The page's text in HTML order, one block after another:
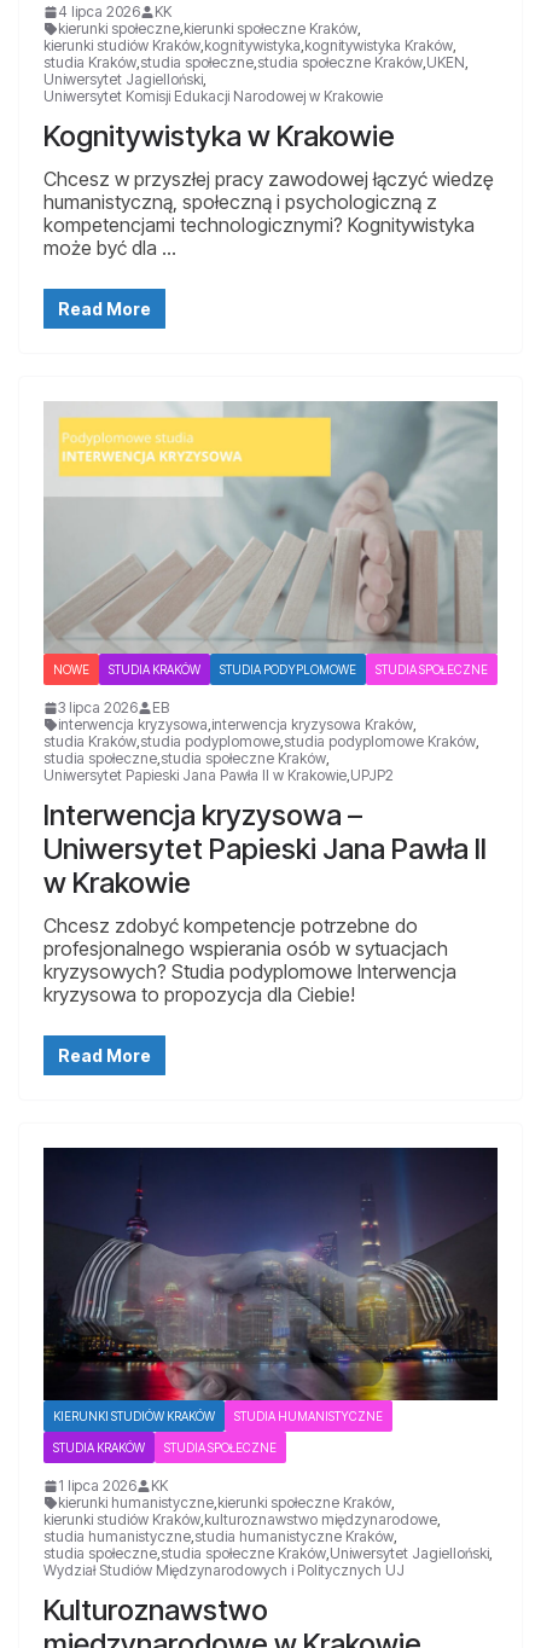
4 lipca 2026
KK
kierunki społeczne kierunki społeczne Kraków
kierunki studiów Kraków kognitywistyka kognitywistyka Kraków
studia Kraków studia społeczne studia społeczne Kraków UKEN
Uniwersytet Jagielloński
Uniwersytet Komisji Edukacji Narodowej w Krakowie
Kognitywistyka w Krakowie
Chcesz w przyszłej pracy zawodowej łączyć wiedzę
humanistyczną, społeczną i psychologiczną z
kompetencjami technologicznymi? Kognitywistyka
może być dla …
Read More
NOWE STUDIA KRAKÓW STUDIA PODYPLOMOWE STUDIA SPOŁECZNE
3 lipca 2026
EB
interwencja kryzysowa interwencja kryzysowa Kraków
studia Kraków studia podyplomowe studia podyplomowe Kraków
studia społeczne studia społeczne Kraków
Uniwersytet Papieski Jana Pawła II w Krakowie UPJP2
Interwencja kryzysowa –
Uniwersytet Papieski Jana Pawła II
w Krakowie
Chcesz zdobyć kompetencje potrzebne do
profesjonalnego wspierania osób w sytuacjach
kryzysowych? Studia podyplomowe Interwencja
kryzysowa to propozycja dla Ciebie!
Read More
KIERUNKI STUDIÓW KRAKÓW STUDIA HUMANISTYCZNE
STUDIA KRAKÓW STUDIA SPOŁECZNE
1 lipca 2026
KK
kierunki humanistyczne kierunki społeczne Kraków
kierunki studiów Kraków kulturoznawstwo międzynarodowe
studia humanistyczne studia humanistyczne Kraków
studia społeczne studia społeczne Kraków Uniwersytet Jagielloński
Wydział Studiów Międzynarodowych i Politycznych UJ
Kulturoznawstwo